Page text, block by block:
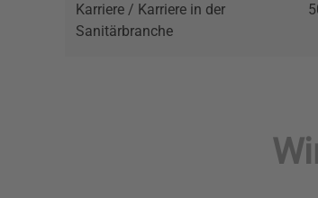
Karriere / Karriere in der
Sanitärbranche